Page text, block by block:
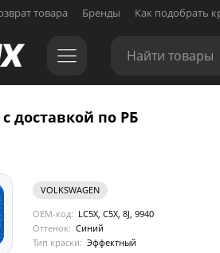
товара Бренды Как подобрать
доставкой по РБ
VOLKSWAGEN
OEM-код: LC5X, C5X, 8J, 9940
Оттенок: Синий
Тип краски: Эффектный